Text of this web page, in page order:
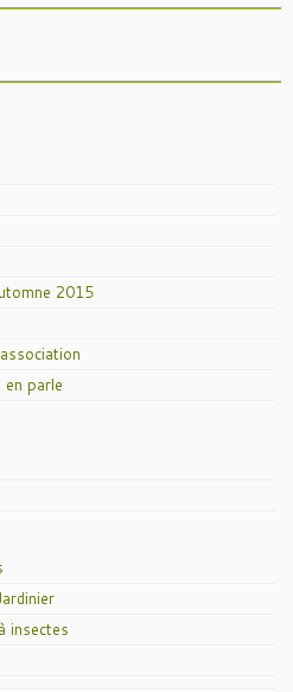
2015
en parle
insectes